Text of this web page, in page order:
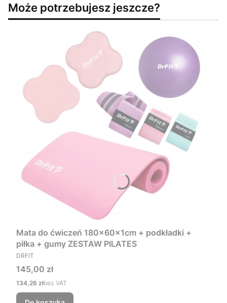
Może potrzebujesz jeszcze?
Mata do ćwiczeń 180x60x1cm + podkładki +
piłka + gumy ZESTAW PILATES
PRODUCENT
DRFIT
Cena
145,00 zł
Cena
134,26 złbez VAT